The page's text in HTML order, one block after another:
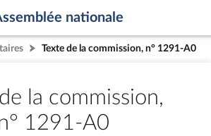
nationale
Texte de la commission, n° 1291-A0
la commission,
1291-A0